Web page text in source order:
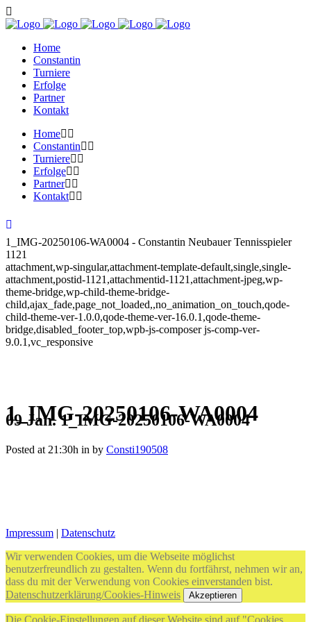
Home
Constantin
Turniere
Erfolge
Partner
Kontakt
Home
Constantin
Turniere
Erfolge
Partner
Kontakt
1_IMG-20250106-WA0004 - Constantin Neubauer Tennisspieler
1121
attachment,wp-singular,attachment-template-default,single,single-
attachment,postid-1121,attachmentid-1121,attachment-jpeg,wp-
theme-bridge,wp-child-theme-bridge-
child,ajax_fade,page_not_loaded,,no_animation_on_touch,qode-
child-theme-ver-1.0.0,qode-theme-ver-16.0.1,qode-theme-
bridge,disabled_footer_top,wpb-js-composer js-comp-ver-
9.0.1,vc_responsive
1_IMG-20250106-WA0004
09 Jan.1_IMG-20250106-WA0004
Posted at 21:30h in by Consti190508
Impressum | Datenschutz
Wir verwenden Cookies, um die Webseite möglichst
benutzerfreundlich zu gestalten. Wenn du fortfährst, nehmen wir an,
dass du mit der Verwendung von Cookies einverstanden bist.
Datenschutzerklärung/Cookies-Hinweis
Akzeptieren
Die Cookie-Einstellungen auf dieser Website sind auf "Cookies